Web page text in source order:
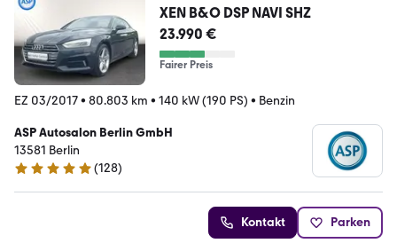
XEN B&O DSP NAVI SHZ
23.990 €
Fairer Preis
EZ 03/2017• 80.803 km • 140 kW (190 PS) • Benzin
ASP Autosalon Berlin GmbH
13581 Berlin
4.8 Sterne
(128)
Kontakt Parken